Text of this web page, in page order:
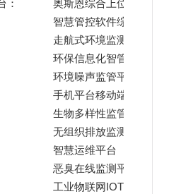
：
奥斯恩综合上位机
智慧管控软件综合平台
走航式环境监测平台
环保信息化智管平台
环境噪声监管平台
手机平台移动端
生物多样性监管平台
无组织排放监测平台
智慧运维平台
恶臭在线监测平台
工业物联网IOT云平台